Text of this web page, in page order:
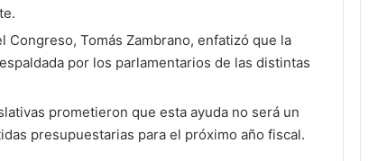
Congreso, Tomás Zambrano, enfatizó que la
por los parlamentarios de las distintas
prometieron que esta ayuda no será un
presupuestarias para el próximo año fiscal.